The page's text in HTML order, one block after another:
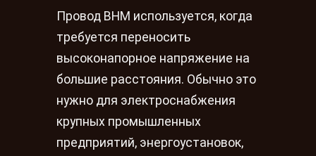
Провод ВНМ используется, когда
требуется переносить
высоконапорное напряжение на
большие расстояния. Обычно это
нужно для электроснабжения
крупных промышленных
предприятий, энергоустановок,